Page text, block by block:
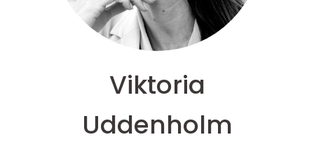
Viktoria
Uddenholm